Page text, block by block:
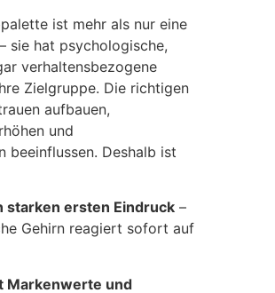
ist mehr als nur eine
sie hat psychologische,
verhaltensbezogene
Zielgruppe. Die richtigen
aufbauen,
und
beeinflussen. Deshalb ist
starken ersten Eindruck–
Gehirn reagiert sofort auf
Markenwerte und